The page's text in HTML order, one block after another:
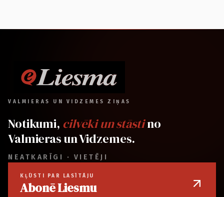
VALMIERAS UN VIDZEMES ZIŅAS
Notikumi, cilvēki un stāstino
Valmieras un Vidzemes.
NEATKARĪGI · VIETĒJI
KĻŪSTI PAR LASĪTĀJU
Abonē Liesmu